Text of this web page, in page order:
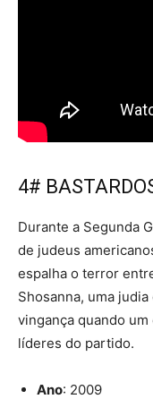
4#
Durante a Segunda
de judeus
espalha o terror
Shosanna, uma
vingança quando
líderes do partido.
Ano: 2009